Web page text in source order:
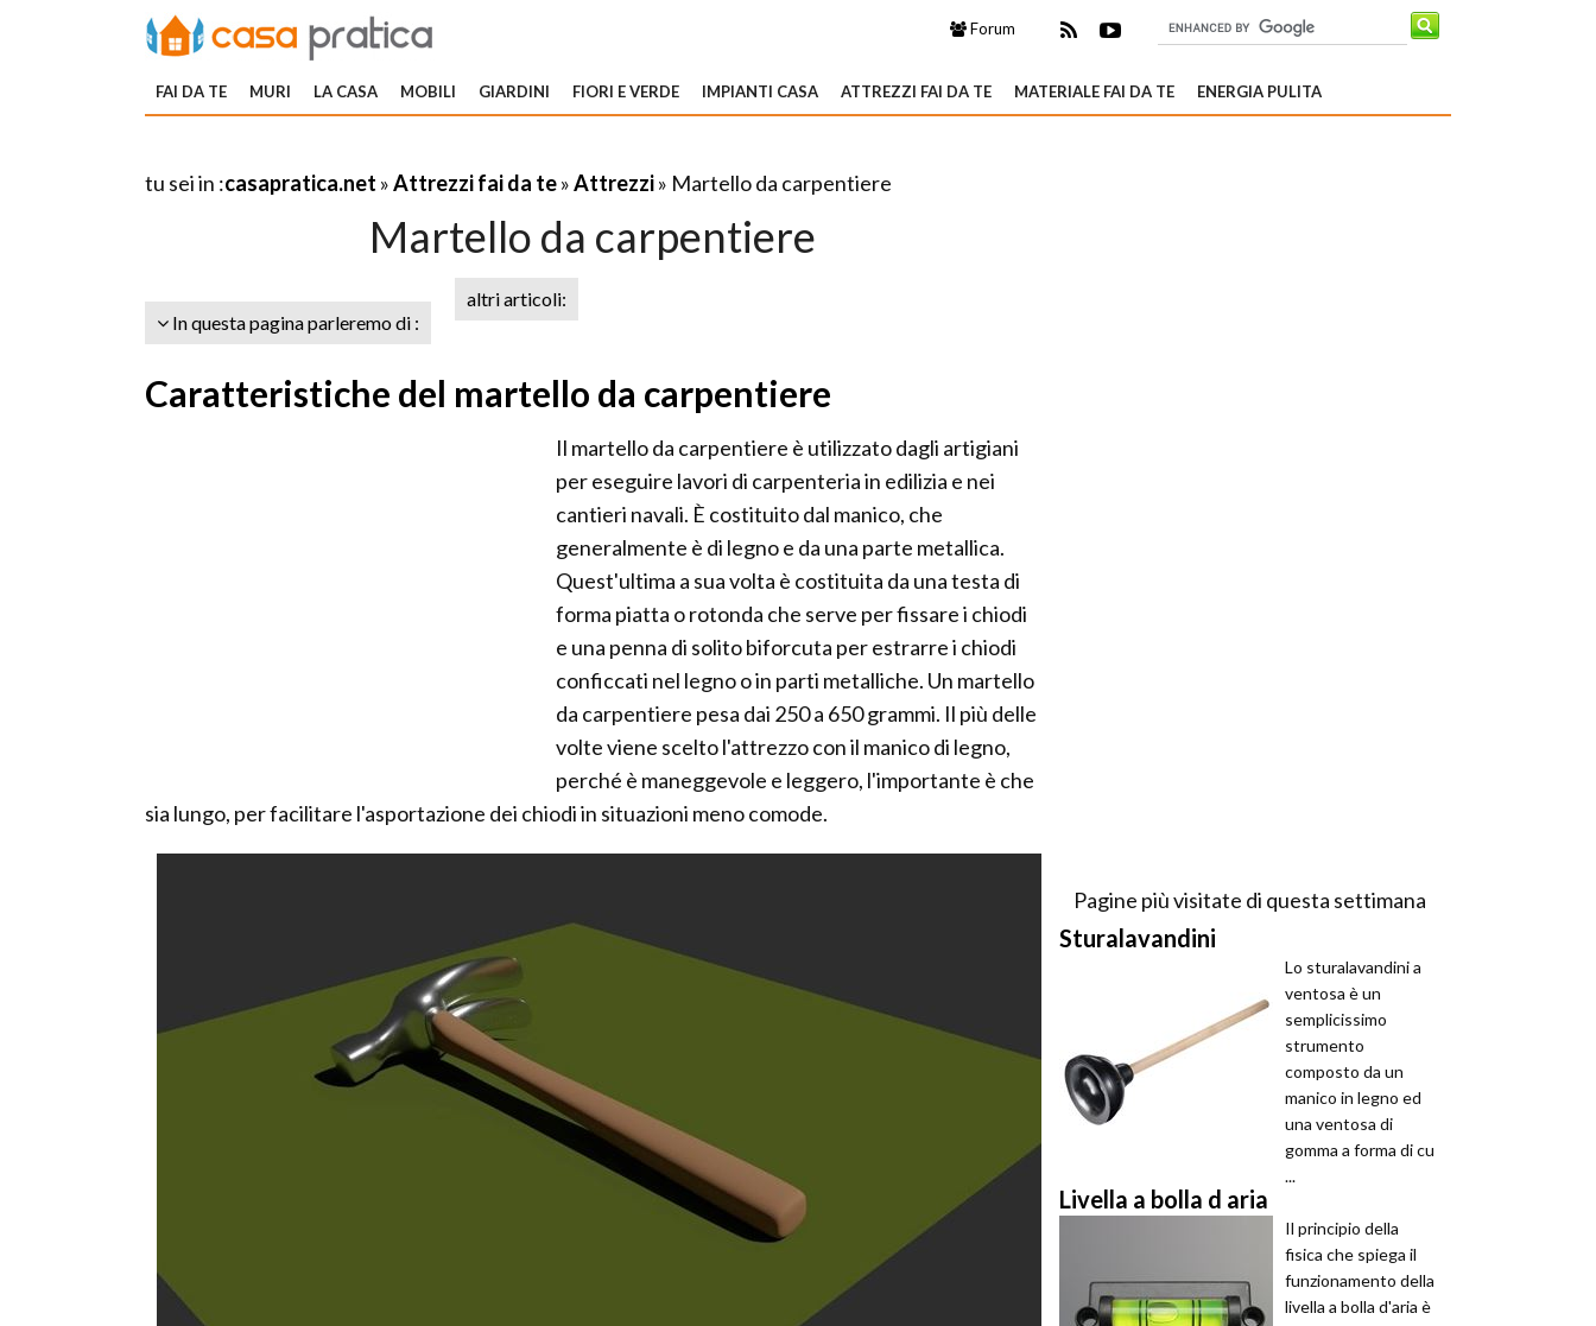
Forum
FAI DA TE MURI LA CASA MOBILI GIARDINI FIORI E VERDE IMPIANTI CASA ATTREZZI FAI DA TE MATERIALE FAI DA TE ENERGIA PULITA
tu sei in :casapratica.net »Attrezzi fai da te»Attrezzi» Martello da carpentiere
Martello da carpentiere
In questa pagina parleremo di :
altri articoli:
Caratteristiche del martello da carpentiere
Il martello da carpentiere è utilizzato dagli artigiani
per eseguire lavori di carpenteria in edilizia e nei
cantieri navali. È costituito dal manico, che
generalmente è di legno e da una parte metallica.
Quest'ultima a sua volta è costituita da una testa di
forma piatta o rotonda che serve per fissare i chiodi
e una penna di solito biforcuta per estrarre i chiodi
conficcati nel legno o in parti metalliche. Un martello
da carpentiere pesa dai 250 a 650 grammi. Il più delle
volte viene scelto l'attrezzo con il manico di legno,
perché è maneggevole e leggero, l'importante è che
sia lungo, per facilitare l'asportazione dei chiodi in situazioni meno comode.
Pagine più visitate di questa settimana
Sturalavandini
Lo sturalavandini a
ventosa è un
semplicissimo
strumento
composto da un
manico in legno ed
una ventosa di
gomma a forma di cu
...
Livella a bolla d aria
Il principio della
fisica che spiega il
funzionamento della
livella a bolla d'aria è